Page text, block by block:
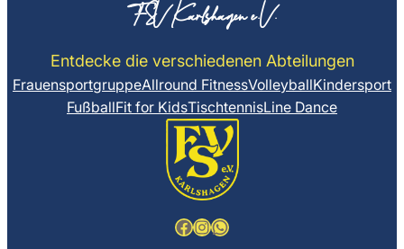
FSV Karlshagen e.V.
Entdecke die verschiedenen Abteilungen
FrauensportgruppeAllround FitnessVolleyballKindersport
FußballFit for KidsTischtennisLine Dance
Facebook InstagramWhatsApp